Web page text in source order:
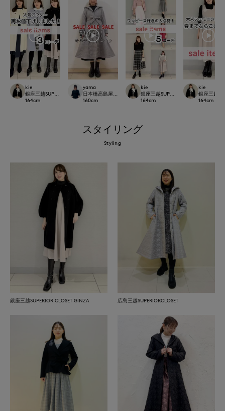
kie
銀座三越SUPERIOR CLOSET GINZA
164cm
yama
日本橋高島屋SC SUPERIOR CLOSET
160cm
kie
銀座三越SUPERIOR CLOSET GINZA
164cm
kie
銀座三越
164cm
スタイリング
Styling
銀座三越SUPERIOR CLOSET GINZA 広島三越SUPERIORCLOSET